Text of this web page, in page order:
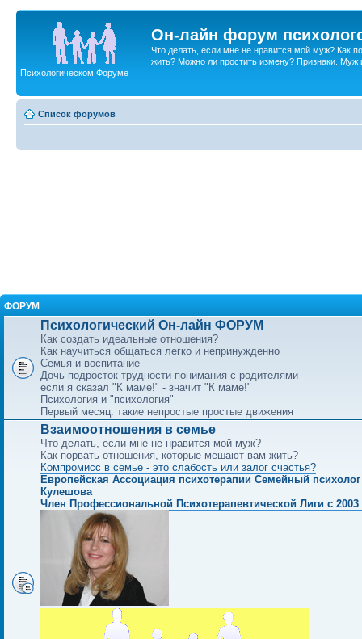
Он-лайн форум
Что делать, если мне не нравится мой муж? Как
жить? Можно ли простить измену? Признаки. Муж
Психологическом Форуме
Список форумов
ФОРУМ
Психологический Он-лайн ФОРУМ
Как создать идеальные отношения?
Как научиться общаться легко и непринужденно
Семья и воспитание
Дочь-подросток трудности понимания с родителями
если я сказал "К маме!" - значит "К маме!"
Психология и "психология"
Первый месяц: такие непростые простые движения
Взаимоотношения в семье
Что делать, если мне не нравится мой муж?
Как порвать отношения, которые мешают вам жить?
Компромисс в семье - это слабость или залог счастья?
Европейская Ассоциация психотерапии Семейный
Кулешова
Член Профессиональной Психотерапевтической Лиги с 2003